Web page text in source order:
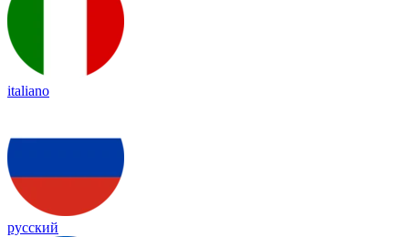
italiano
русский